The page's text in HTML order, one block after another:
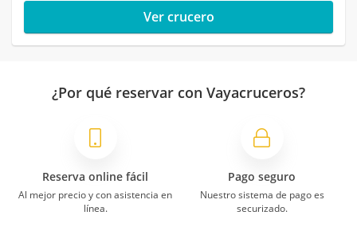
Ver crucero
¿Por qué reservar con Vayacruceros?
Reserva online fácil
Al mejor precio y con asistencia en
línea.
Pago seguro
Nuestro sistema de pago es
securizado.